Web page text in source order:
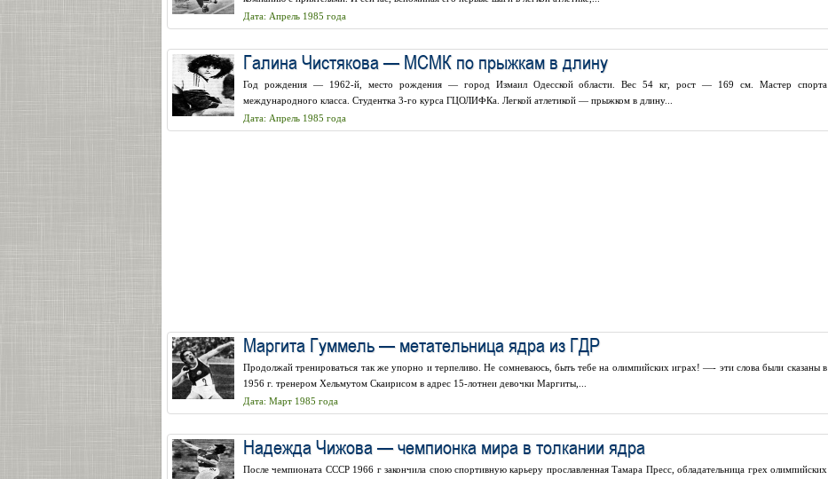
Дата: Апрель 1985 года
Галина Чистякова — МСМК по прыжкам в длину
Год рождения — 1962-й, место рождения — город Измаил Одесской области. Вес 54 кг, рост — 169 см. Мастер спорта
международного класса. Студентка 3-го курса ГЦОЛИФКа. Легкой атлетикой — прыжком в длину...
Дата: Апрель 1985 года
Маргита Гуммель — метательница ядра из ГДР
Продолжай тренироваться так же упорно и терпеливо. Не сомневаюсь, быть тебе на олимпийских играх! —- эти слова были сказаны в
1956 г. тренером Хельмутом Скаирисом в адрес 15-лотнеи девочки Маргиты,...
Дата: Март 1985 года
Надежда Чижова — чемпионка мира в толкании ядра
После чемпионата СССР 1966 г закончила спою спортивную карьеру прославленная Тамара Пресс, обладательница грех олимпийских